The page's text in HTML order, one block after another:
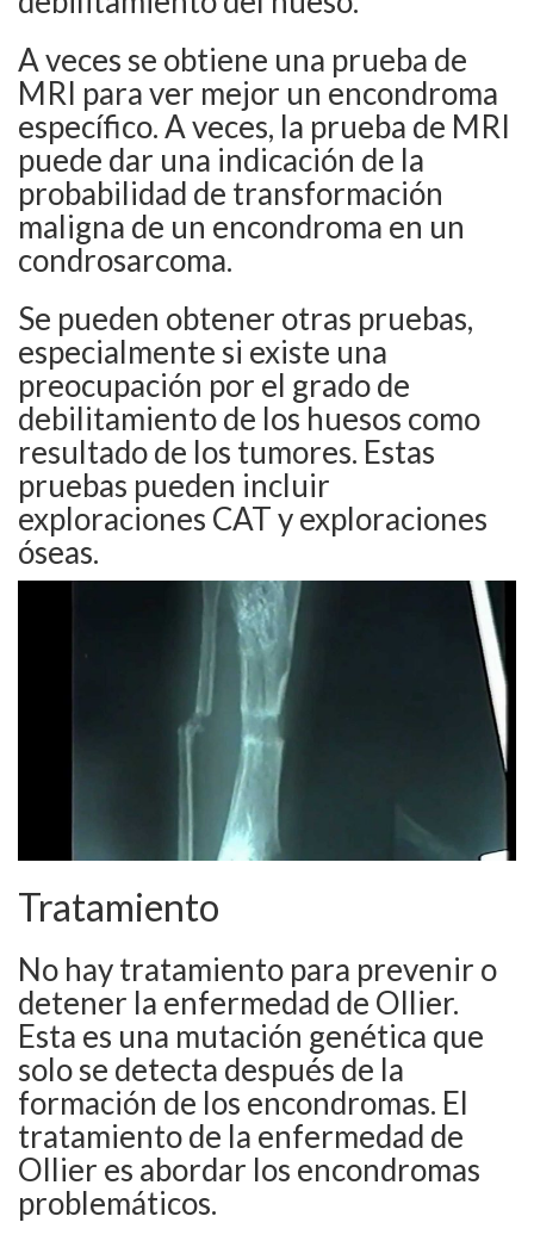
A veces se obtiene una prueba de
MRI para ver mejor un encondroma
específico. A veces, la prueba de MRI
puede dar una indicación de la
probabilidad de transformación
maligna de un encondroma en un
condrosarcoma.
Se pueden obtener otras pruebas,
especialmente si existe una
preocupación por el grado de
debilitamiento de los huesos como
resultado de los tumores. Estas
pruebas pueden incluir
exploraciones CAT y exploraciones
óseas.
Tratamiento
No hay tratamiento para prevenir o
detener la enfermedad de Ollier.
Esta es una mutación genética que
solo se detecta después de la
formación de los encondromas. El
tratamiento de la enfermedad de
Ollier es abordar los encondromas
problemáticos.